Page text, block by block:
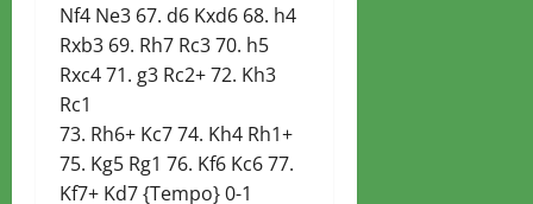
Nf4 Ne3 67. d6 Kxd6 68. h4
Rxb3 69. Rh7 Rc3 70. h5
Rxc4 71. g3 Rc2+ 72. Kh3
Rc1
73. Rh6+ Kc7 74. Kh4 Rh1+
75. Kg5 Rg1 76. Kf6 Kc6 77.
Kf7+ Kd7 {Tempo} 0-1